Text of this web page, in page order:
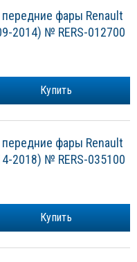
фары Renault
2014) № RERS-012700
Купить
фары Renault
2018) № RERS-035100
Купить